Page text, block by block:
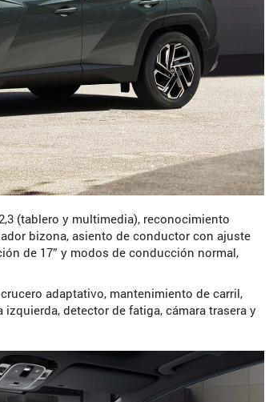
(tablero y multimedia), reconocimiento
bizona, asiento de conductor con ajuste
de 17” y modos de conducción normal,
adaptativo, mantenimiento de carril,
detector de fatiga, cámara trasera y